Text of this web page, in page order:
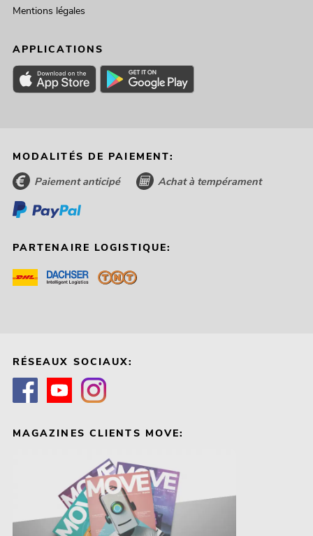
Mentions légales
APPLICATIONS
MODALITÉS DE PAIEMENT:
Paiement anticipé Achat à tempérament
PARTENAIRE LOGISTIQUE:
RÉSEAUX SOCIAUX:
MAGAZINES CLIENTS MOVE: